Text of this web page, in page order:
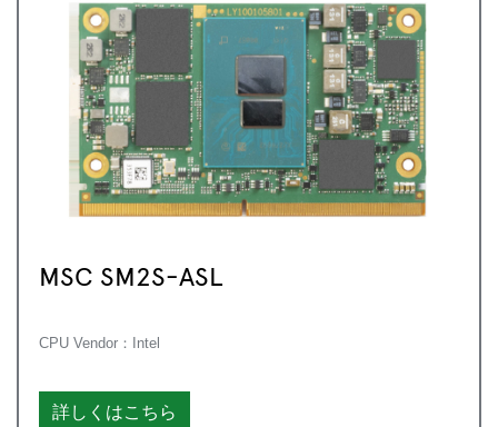
MSC SM2S-ASL
CPU Vendor：Intel
詳しくはこちら